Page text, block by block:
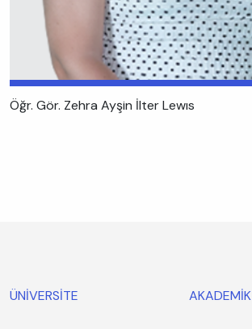
Öğr. Gör. Zehra Ayşin İlter Lewıs
ÜNİVERSİTE AKADEMİK